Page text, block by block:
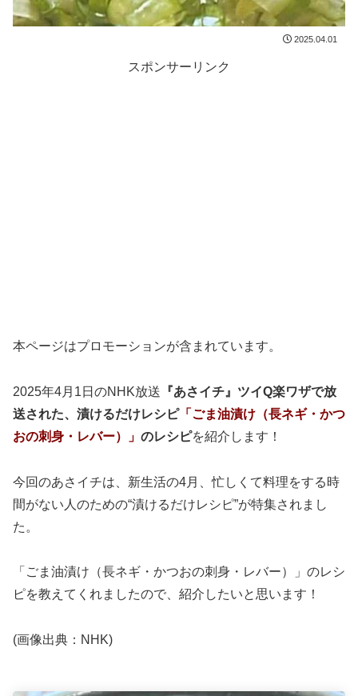
2025.04.01
スポンサーリンク
本ページはプロモーションが含まれています。
2025年4月1日のNHK放送 『あさイチ』ツイQ楽ワザで放
送された、漬けるだけレシピ「ごま油漬け（長ネギ・かつ
おの刺身・レバー）」 のレシピを紹介します！
今回のあさイチは、新生活の4月、忙しくて料理をする時
間がない人のための“漬けるだけレシピ”が特集されまし
た。
「ごま油漬け（長ネギ・かつおの刺身・レバー）」のレシ
ピを教えてくれましたので、紹介したいと思います！
(画像出典：NHK)